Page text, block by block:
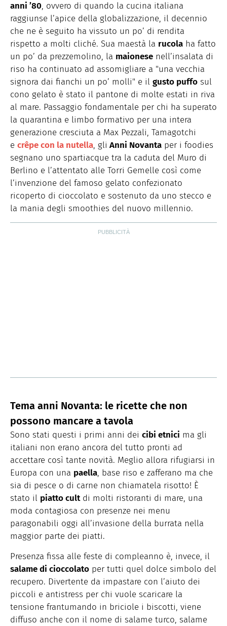
anni ’80, ovvero di quando la cucina italiana
raggiunse l’apice della globalizzazione, il decennio
che ne è seguito ha vissuto un po’ di rendita
rispetto a molti cliché. Sua maestà la rucola ha fatto
un po’ da prezzemolino, la maionese nell’insalata di
riso ha continuato ad assomigliare a "una vecchia
signora dai fianchi un po’ molli" e il gusto puffo sul
cono gelato è stato il pantone di molte estati in riva
al mare. Passaggio fondamentale per chi ha superato
la quarantina e limbo formativo per una intera
generazione cresciuta a Max Pezzali, Tamagotchi
e crêpe con la nutella, gli Anni Novanta per i foodies
segnano uno spartiacque tra la caduta del Muro di
Berlino e l’attentato alle Torri Gemelle così come
l’invenzione del famoso gelato confezionato
ricoperto di cioccolato e sostenuto da uno stecco e
la mania degli smoothies del nuovo millennio.
Tema anni Novanta: le ricette che non
possono mancare a tavola
Sono stati questi i primi anni dei cibi etnici ma gli
italiani non erano ancora del tutto pronti ad
accettare così tante novità. Meglio allora rifugiarsi in
Europa con una paella, base riso e zafferano ma che
sia di pesce o di carne non chiamatela risotto! È
stato il piatto cultdi molti ristoranti di mare, una
moda contagiosa con presenze nei menu
paragonabili oggi all’invasione della burrata nella
maggior parte dei piatti.
Presenza fissa alle feste di compleanno è, invece, il
salame di cioccolato per tutti quel dolce simbolo del
recupero. Divertente da impastare con l’aiuto dei
piccoli e antistress per chi vuole scaricare la
tensione frantumando in briciole i biscotti, viene
diffuso anche con il nome di salame turco, salame